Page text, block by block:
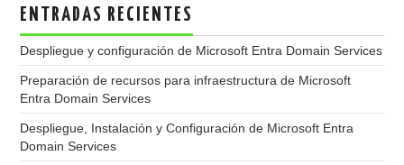
ENTRADAS RECIENTES
Despliegue y configuración de Microsoft Entra Domain Services
Preparación de recursos para infraestructura de Microsoft
Entra Domain Services
Despliegue, Instalación y Configuración de Microsoft Entra
Domain Services